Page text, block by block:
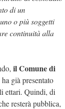
di un
o più soggetti
continuità alla
il Comune di
già presentato
ettari. Quindi, di
resterà pubblica,